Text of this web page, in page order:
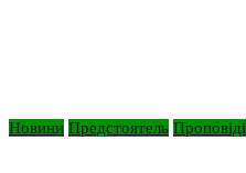
Новини Предстоятель Проповіді